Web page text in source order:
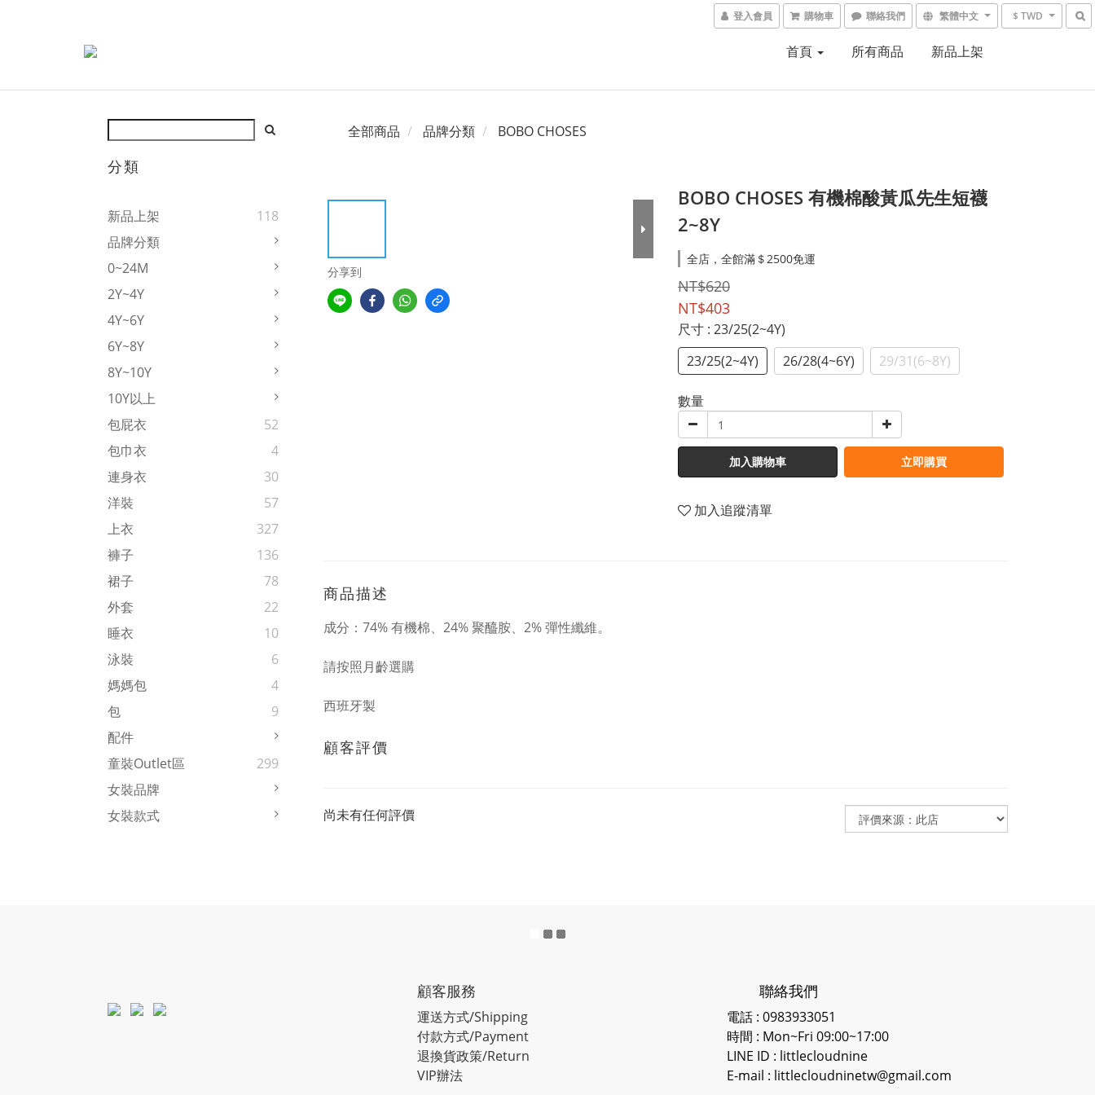
登入會員 購物車 聯絡我們 繁體中文 $ TWD
首頁 所有商品 新品上架
分類
新品上架
118
品牌分類
0~24M
2Y~4Y
4Y~6Y
6Y~8Y
8Y~10Y
10Y以上
包屁衣
52
包巾衣
4
連身衣
30
洋裝
57
上衣
327
褲子
136
裙子
78
外套
22
睡衣
10
泳裝
6
媽媽包
4
包
9
配件
童裝Outlet區
299
女裝品牌
女裝款式
全部商品 品牌分類 BOBO CHOSES
分享到
BOBO CHOSES 有機棉酸黃瓜先生短襪
2~8Y
全店，全館滿＄2500免運
NT$620
NT$403
尺寸 : 23/25(2~4Y)
23/25(2~4Y)
26/28(4~6Y) 29/31(6~8Y)
數量
加入購物車 立即購買
加入追蹤清單
商品描述
成分：74% 有機棉、24% 聚醯胺、2% 彈性纖維。
請按照月齡選購
西班牙製
顧客評價
尚未有任何評價
顧客服務
運送方式/Shipping
付款方式/Payment
退換貨政策/Return
VIP辦法
聯絡我們
電話 : 0983933051
時間 : Mon~Fri 09:00~17:00
LINE ID : littlecloudnine
E-mail : littlecloudninetw@gmail.com